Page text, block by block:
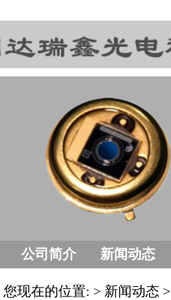
公司简介 新闻动态
您现在的位置: > 新闻动态